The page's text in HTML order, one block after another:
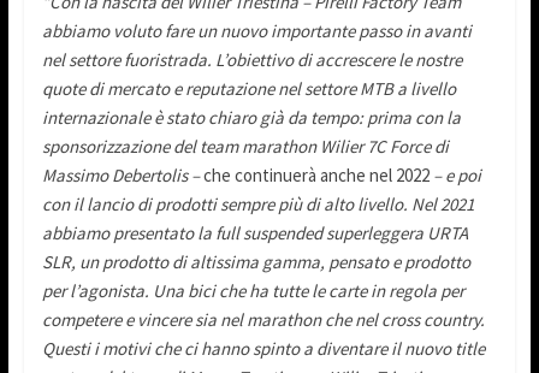
abbiamo voluto fare un nuovo importante passo in avanti
nel settore fuoristrada. L’obiettivo di accrescere le nostre
quote di mercato e reputazione nel settore MTB a livello
internazionale è stato chiaro già da tempo: prima con la
sponsorizzazione del team marathon Wilier 7C Force di
Massimo Debertolis –che continuerà anche nel 2022 – e poi
con il lancio di prodotti sempre più di alto livello. Nel 2021
abbiamo presentato la full suspended superleggera URTA
SLR, un prodotto di altissima gamma, pensato e prodotto
per l’agonista. Una bici che ha tutte le carte in regola per
competere e vincere sia nel marathon che nel cross country.
Questi i motivi che ci hanno spinto a diventare il nuovo title